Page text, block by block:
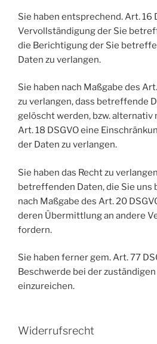
Sie haben entsprechend. Art. 16
Vervollständigung der Sie
die Berichtigung der Sie
Daten zu verlangen.
Sie haben nach Maßgabe des
zu verlangen, dass betreffende
gelöscht werden, bzw. alternativ
Art. 18 DSGVO eine
der Daten zu verlangen.
Sie haben das Recht zu
betreffenden Daten, die Sie
nach Maßgabe des Art. 20
deren Übermittlung an andere
fordern.
Sie haben ferner gem. Art. 77
Beschwerde bei der
einzureichen.
Widerrufsrecht